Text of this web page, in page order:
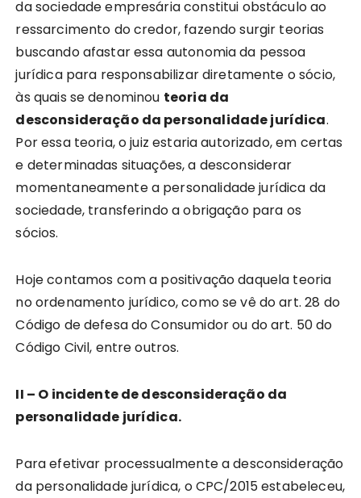
da sociedade empresária constitui obstáculo ao
ressarcimento do credor, fazendo surgir teorias
buscando afastar essa autonomia da pessoa
jurídica para responsabilizar diretamente o sócio,
às quais se denominou teoria da
desconsideração da personalidade jurídica.
Por essa teoria, o juiz estaria autorizado, em certas
e determinadas situações, a desconsiderar
momentaneamente a personalidade jurídica da
sociedade, transferindo a obrigação para os
sócios.
Hoje contamos com a positivação daquela teoria
no ordenamento jurídico, como se vê do art. 28 do
Código de defesa do Consumidor ou do art. 50 do
Código Civil, entre outros.
II – O incidente de desconsideração da
personalidade jurídica.
Para efetivar processualmente a desconsideração
da personalidade jurídica, o CPC/2015 estabeleceu,